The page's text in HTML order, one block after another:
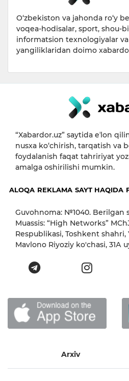
O‘zbekiston va jahonda ro‘y
voqea-hodisalar, sport, shou-
informatsion texnologiyalar
yangiliklaridan doimo
“Xabardor.uz” saytida eʼlon
nusxa ko‘chirish, tarqatish va
foydalanish faqat tahririyat
amalga oshirilishi mumkin.
ALOQA REKLAMA SAYT HAQIDA
Guvohnoma: №1040. Berilgan
Muassis: “High Networks”
Respublikasi, Toshkent
Mavlono Riyoziy ko'chasi, 31А
Arxiv